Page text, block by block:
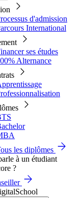
d'admission
International
ses études
Alternance
les diplômes
?